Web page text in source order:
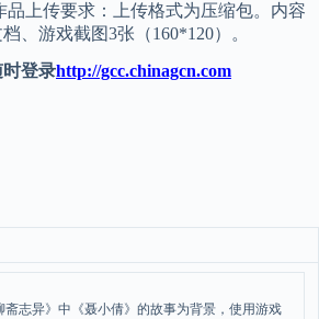
品上传要求：上传格式为压缩包。内容
、游戏截图3张（160*120）。
登录http://gcc.chinagcn.com
斋志异》中《聂小倩》的故事为背景，使用游戏